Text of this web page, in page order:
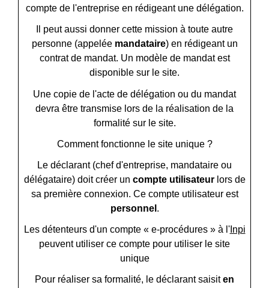
compte de l'entreprise en rédigeant une délégation.
Il peut aussi donner cette mission à toute autre
personne (appelée mandataire) en rédigeant un
contrat de mandat. Un modèle de mandat est
disponible sur le site.
Une copie de l'acte de délégation ou du mandat
devra être transmise lors de la réalisation de la
formalité sur le site.
Comment fonctionne le site unique ?
Le déclarant (chef d'entreprise, mandataire ou
délégataire) doit créer un compte utilisateurlors de
sa première connexion. Ce compte utilisateur est
personnel .
Les détenteurs d'un compte « e-procédures » à l'Inpi
peuvent utiliser ce compte pour utiliser le site
unique
Pour réaliser sa formalité, le déclarant saisiten